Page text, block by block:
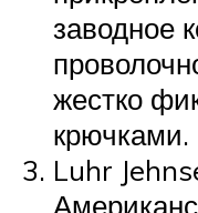
заводное
жестко
крючками.
Luhr